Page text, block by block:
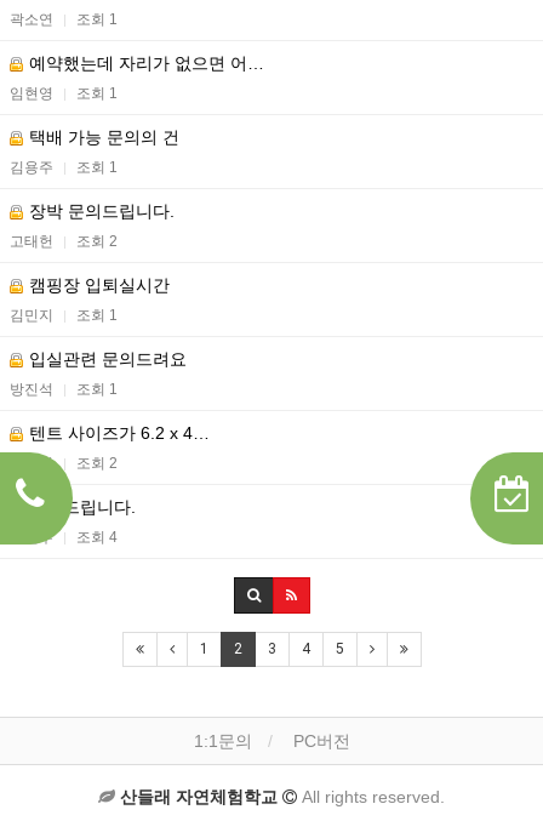
곽소연 | 조회 1
예약했는데 자리가 없으면 어…
임현영 | 조회 1
택배 가능 문의의 건
김용주 | 조회 1
장박 문의드립니다.
고태헌 | 조회 2
캠핑장 입퇴실시간
김민지 | 조회 1
입실관련 문의드려요
방진석 | 조회 1
텐트 사이즈가 6.2 x 4…
박근철 | 조회 2
문의드립니다.
박현우 | 조회 4
1 2 3 4 5
1:1문의 PC버전
산들래 자연체험학교 All rights reserved.